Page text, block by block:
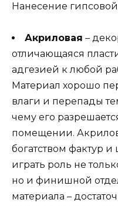
Нанесение
Акриловая –
отличающаяся
адгезией к любой
Материал хорошо
влаги и перепады
чему его
помещении.
богатством фактур
играть роль не
но и финишной
материала –